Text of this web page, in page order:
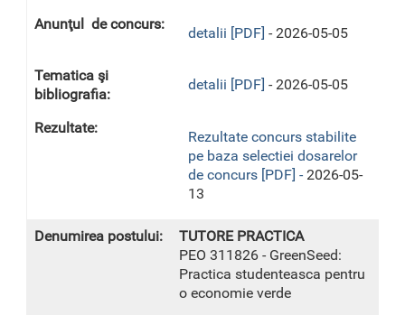
detalii [PDF] - 2026-05-05
detalii [PDF] - 2026-05-05
Rezultate concurs stabilite
pe baza selectiei dosarelor
de concurs [PDF] - 2026-05-
13
TUTORE PRACTICA
PEO 311826 - GreenSeed:
Practica studenteasca pentru
o economie verde